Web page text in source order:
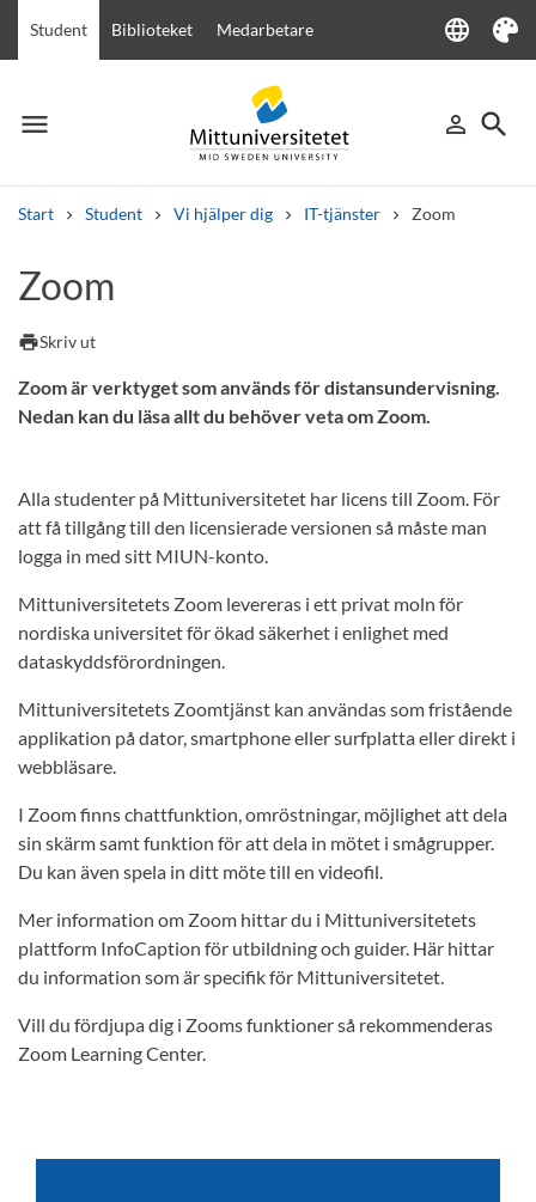
Student Biblioteket Medarbetare language
Language
Tema
menu
Meny person_outline
Logga in
search
Sök
Start Student Vi hjälper dig IT-tjänster Zoom
Andra söktjänster
Kurser och program
Zoom
printSkriv ut
Zoom är verktyget som används för distansundervisning.
Nedan kan du läsa allt du behöver veta om Zoom.
Alla studenter på Mittuniversitetet har licens till Zoom. För
att få tillgång till den licensierade versionen så måste man
logga in med sitt MIUN-konto.
Mittuniversitetets Zoom levereras i ett privat moln för
nordiska universitet för ökad säkerhet i enlighet med
dataskyddsförordningen.
Mittuniversitetets Zoomtjänst kan användas som fristående
applikation på dator, smartphone eller surfplatta eller direkt i
webbläsare.
I Zoom finns chattfunktion, omröstningar, möjlighet att dela
sin skärm samt funktion för att dela in mötet i smågrupper.
Du kan även spela in ditt möte till en videofil.
Mer information om Zoom hittar du i Mittuniversitetets
plattform InfoCaption för utbildning och guider. Här hittar
du information som är specifik för Mittuniversitetet.
Vill du fördjupa dig i Zooms funktioner så rekommenderas
Zoom Learning Center.